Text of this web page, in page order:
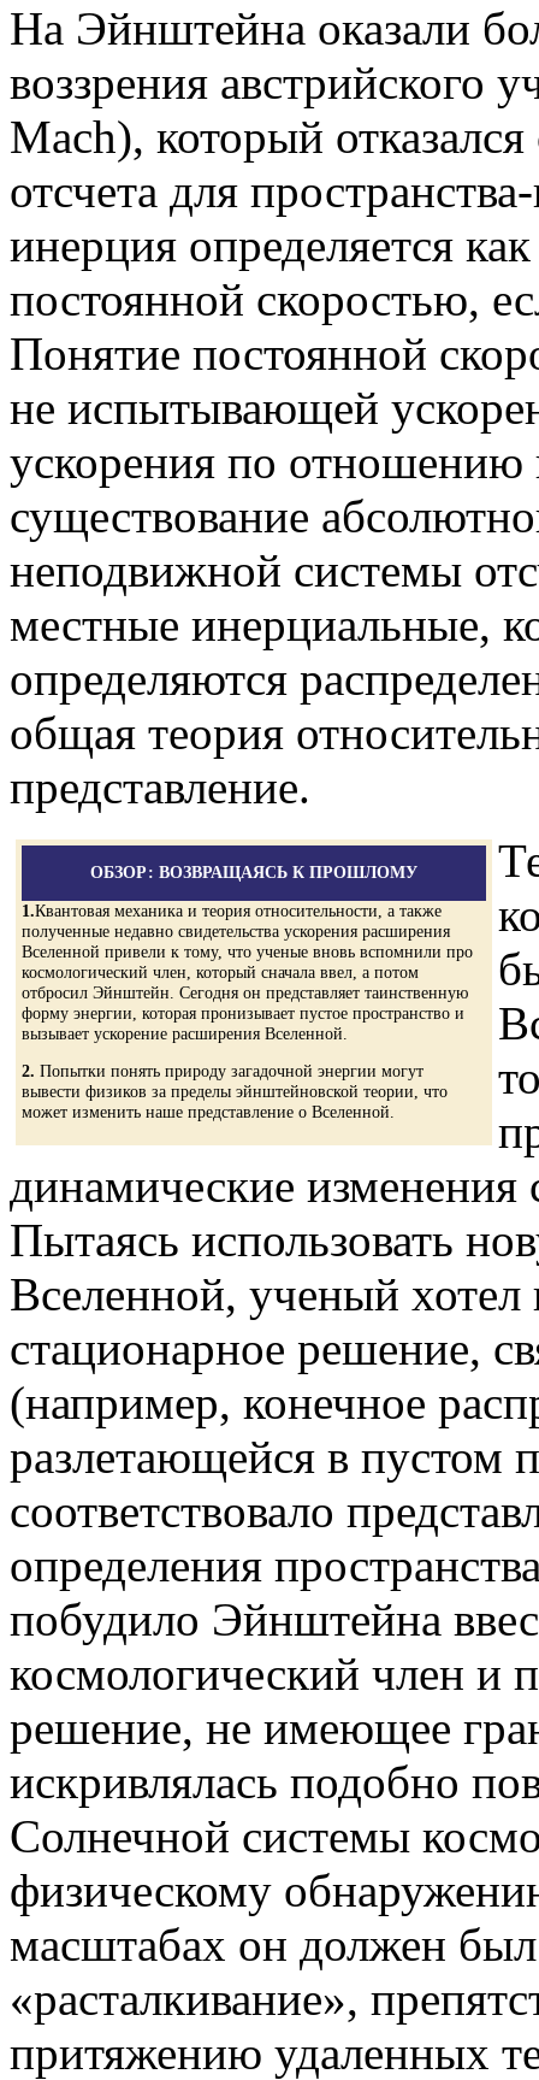
На Эйнштейна оказали
воззрения австрийского
Mach), который
отсчета для
инерция определяется
постоянной скоростью,
Понятие постоянной
не испытывающей
ускорения по отношению
существование
неподвижной системы
местные инерциальные,
определяются
общая теория
представление.
ОБЗОР: ВОЗВРАЩАЯСЬ К ПРОШЛОМУ
1.Квантовая механика и теория относительности, а также
полученные недавно свидетельства ускорения расширения
Вселенной привели к тому, что ученые вновь вспомнили про
космологический член, который сначала ввел, а потом
отбросил Эйнштейн. Сегодня он представляет таинственную
форму энергии, которая пронизывает пустое пространство и
вызывает ускорение расширения Вселенной.
2. Попытки понять природу загадочной энергии могут
вывести физиков за пределы эйнштейновской теории, что
может изменить наше представление о Вселенной.
динамические изменения
Пытаясь использовать
Вселенной, ученый хотел
стационарное решение,
(например, конечное
разлетающейся в пустом
соответствовало
определения
побудило Эйнштейна
космологический член и
решение, не имеющее
искривлялась подобно
Солнечной системы
физическому
масштабах он должен был
«расталкивание»,
притяжению удаленных